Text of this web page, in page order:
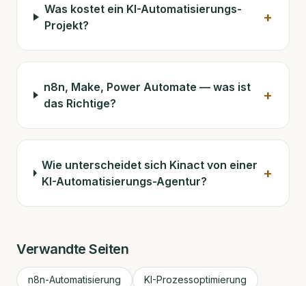
Was kostet ein KI-Automatisierungs-
Projekt?
+
n8n, Make, Power Automate — was ist
das Richtige?
+
Wie unterscheidet sich Kinact von einer
KI-Automatisierungs-Agentur?
+
Verwandte Seiten
n8n-Automatisierung KI-Prozessoptimierung